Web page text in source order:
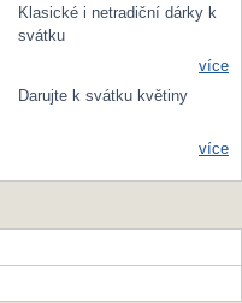
Klasické i netradiční dárky k
svátku
více
Darujte k svátku květiny
více